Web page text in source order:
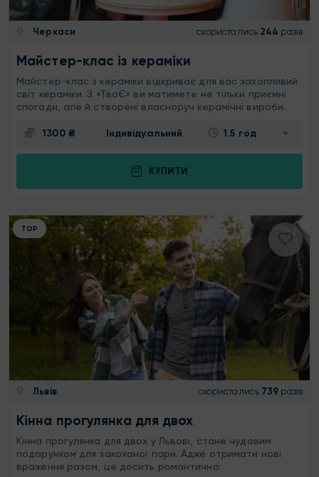
Черкаси скористались 244 разів
Майстер-клас із кераміки
Майстер-клас з кераміки відкриває для вас захопливий
світ кераміки. З «ТвоЄ» ви матимете не тільки приємні
спогади, але й створені власноруч керамічні вироби.
1300 ₴ Індивідуальний 1.5 год
КУПИТИ
ТОР
Львів скористались 739 разів
Кінна прогулянка для двох
Кінна прогулянка для двох у Львові, стане чудовим
подарунком для закоханої пари. Адже отримати нові
враження разом, це досить романтично.